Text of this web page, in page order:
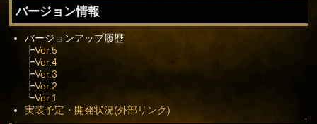
バージョン情報
バージョンアップ履歴
┣Ver.5
┣Ver.4
┣Ver.3
┣Ver.2
┗Ver.1
実装予定・開発状況(外部リンク)
↑